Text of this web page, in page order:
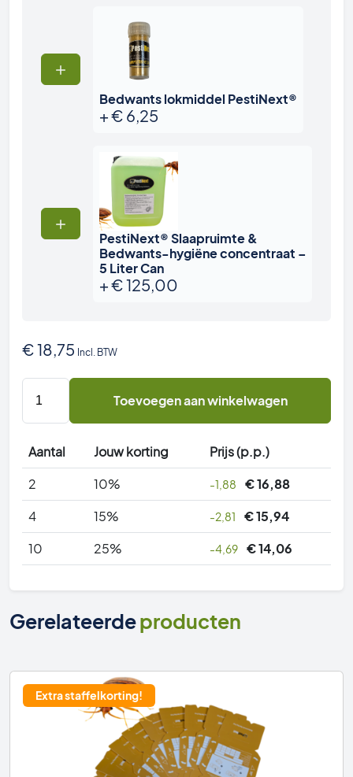
Bedwants lokmiddel PestiNext®
+€ 6,25
PestiNext® Slaapruimte &
Bedwants-hygiëne concentraat –
5 Liter Can
+€125,00
€18,75 Incl. BTW
10x
PestiNext
Bedwants
vallen
aantal
Toevoegen aan winkelwagen
Aantal Jouw korting
Prijs (p.p.)
2
10% -1,88 €16,88
4
15% -2,81 €15,94
10
25% -4,69 €14,06
Gerelateerdeproducten
Extra staffelkorting!